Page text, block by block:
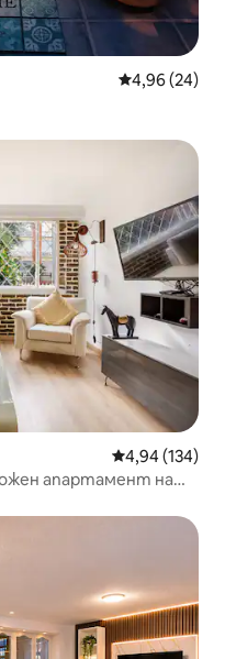
Средна
4,96 (24)
Средна
4,94 (134)
апартамент на